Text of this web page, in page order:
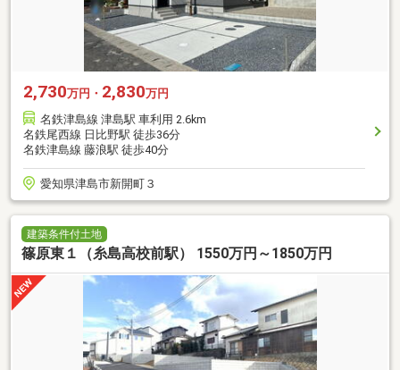
2,730万円・ 2,830万円
名鉄津島線 津島駅 車利用 2.6km
名鉄尾西線 日比野駅 徒歩36分
名鉄津島線 藤浪駅 徒歩40分
愛知県津島市新開町３
建築条件付土地
篠原東１（糸島高校前駅） 1550万円～1850万円